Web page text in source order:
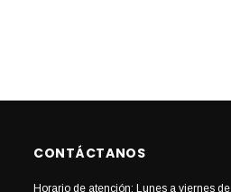
CONTÁCTANOS
Horario de atención: Lunes a viernes de